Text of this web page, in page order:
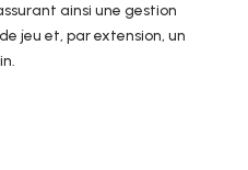
ainsi une gestion
jeu et, par extension, un